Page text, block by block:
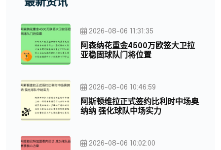
最新资讯
2026-08-06 11:31:35
阿森纳花重金4500万欧签大卫拉
亚稳固球队门将位置
2026-08-06 10:46:59
阿斯顿维拉正式签约比利时中场奥
纳纳 强化球队中场实力
2026-08-06 10:02:00